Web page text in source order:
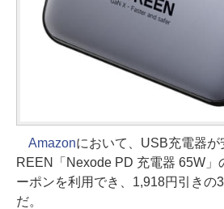
Amazonにおいて、USB充電器
REEN「Nexode PD 充電器 65W」
ーポンを利用でき、1,918円引きの
だ。